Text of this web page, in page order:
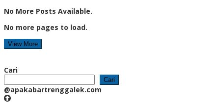
No More Posts Available.
No more pages to load.
View More
Cari
Cari
@apakabartrenggalek.com